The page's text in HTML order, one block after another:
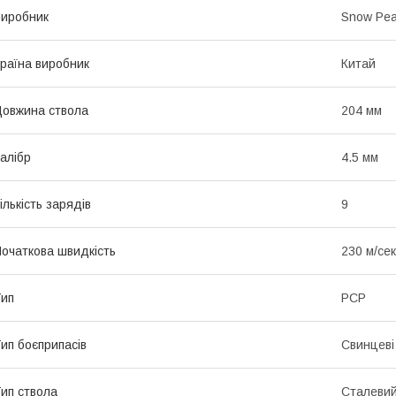
Snow
виробник Китай
ствола 204 мм
4.5 мм
зарядів 9
швидкість 230 м/сек
PCP
боєприпасів Свинцеві
ствола